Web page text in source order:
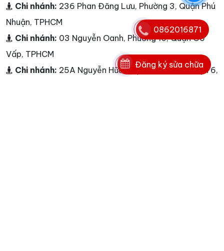
Chi nhánh: 236 Phan Đăng Lưu, Phường 3, Quận Phú
Nhuận, TPHCM
Chi nhánh: 03 Nguyễn Oanh, Phường 10, Quận Gò
Vấp, TPHCM
Chi nhánh: 25A Nguyễn Hữu Thận, Phường 2, Quận 6,
Đăng ký sửa chữa
0862016871